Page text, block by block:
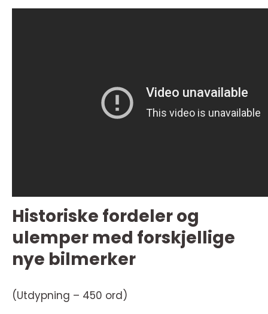
Historiske fordeler og
ulemper med forskjellige
nye bilmerker
(Utdypning – 450 ord)